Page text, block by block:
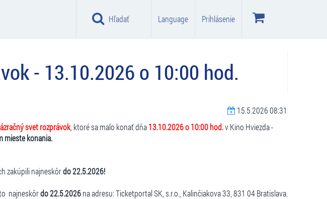
Hľadať Language Prihlásenie
- 13.10.2026 o 10:00 hod.
15.5.2026 08:31
svet rozprávok , ktoré sa malo konať dňa13.10.2026 o 10:00 hod.v Kino Hviezda -
mieste konania.
zakúpili najneskôrdo 22.5.2026!
najneskôrdo 22.5.2026na adresu: Ticketportal SK, s.r.o., Kalinčiakova 33, 831 04 Bratislava.